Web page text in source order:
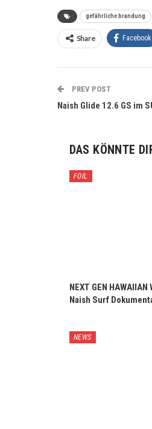
gefährliche brandung
Share Facebook
PREV POST
Naish Glide 12.6 GS im
DAS KÖNNTE
FOIL
NEXT GEN HAWAIIAN
Naish Surf
NEWS